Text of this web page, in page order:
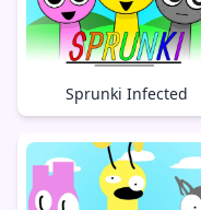
Sprunki Infected